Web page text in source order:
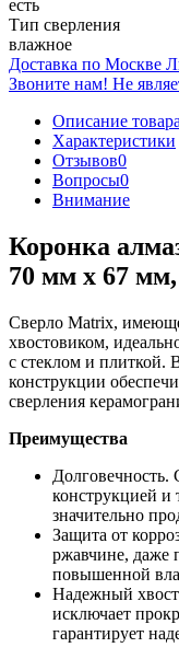
есть
Тип сверления
влажное
Доставка по Москве
Звоните нам! Не
Описание товара
Характеристики
Отзывов0
Вопросы0
Внимание
Коронка
70 мм х 67
Сверло Matrix,
хвостовиком,
с стеклом и плиткой.
конструкции
сверления
Преимущества
Долговечность.
конструкцией
значительно
Защита от
ржавчине, даже
повышенной
Надежный
исключает
гарантирует